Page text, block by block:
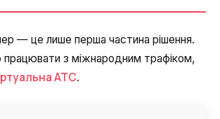
— це лише перша частина рішення.
працювати з міжнародним трафіком,
АТС.